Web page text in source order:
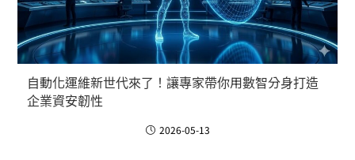
自動化運維新世代來了！讓專家帶你用數智分身打造
企業資安韌性
2026-05-13